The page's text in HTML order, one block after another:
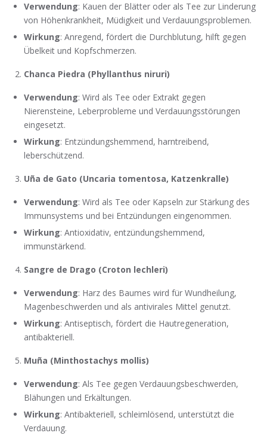
Verwendung: Kauen der Blätter oder als Tee zur Linderung
von Höhenkrankheit, Müdigkeit und Verdauungsproblemen.
Wirkung: Anregend, fördert die Durchblutung, hilft gegen
Übelkeit und Kopfschmerzen.
Chanca Piedra (Phyllanthus niruri)
Verwendung: Wird als Tee oder Extrakt gegen
Nierensteine, Leberprobleme und Verdauungsstörungen
eingesetzt.
Wirkung: Entzündungshemmend, harntreibend,
leberschützend.
Uña de Gato (Uncaria tomentosa, Katzenkralle)
Verwendung: Wird als Tee oder Kapseln zur Stärkung des
Immunsystems und bei Entzündungen eingenommen.
Wirkung: Antioxidativ, entzündungshemmend,
immunstärkend.
Sangre de Drago (Croton lechleri)
Verwendung: Harz des Baumes wird für Wundheilung,
Magenbeschwerden und als antivirales Mittel genutzt.
Wirkung: Antiseptisch, fördert die Hautregeneration,
antibakteriell.
Muña (Minthostachys mollis)
Verwendung: Als Tee gegen Verdauungsbeschwerden,
Blähungen und Erkältungen.
Wirkung: Antibakteriell, schleimlösend, unterstützt die
Verdauung.